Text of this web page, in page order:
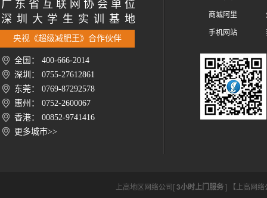
广 东 省 互 联 网 协 会 单 位
深 圳 大 学 生 实 训 基 地
央视《超级减肥王》合作伙伴
全国： 400-666-2014
深圳： 0755-27612861
东莞： 0769-87292578
惠州： 0752-2600067
香港： 00852-9741416
更多城市>>
商城阿里
手机网站
上高地区网络公司[3小时上门服务] 【上高网